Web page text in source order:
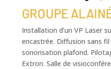
GROUPE
Installation d’un VP Laser
encastrée. Diffusion sans
sonorisation plafond.
Extron. Salle de